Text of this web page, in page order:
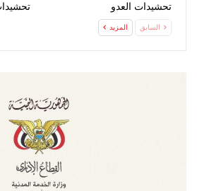
تحشيدات العدو
السابق المزيد